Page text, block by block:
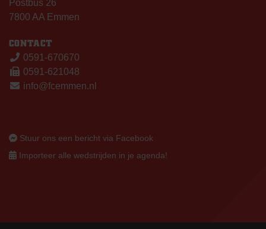
Postbus 26
7800 AA Emmen
CONTACT
0591-670670
0591-621048
info@fcemmen.nl
Stuur ons een bericht via Facebook
Importeer alle wedstrijden in je agenda!